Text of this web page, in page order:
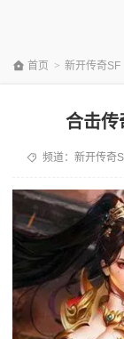
首页 > 新开传奇SF
合击传
频道： 新开传奇